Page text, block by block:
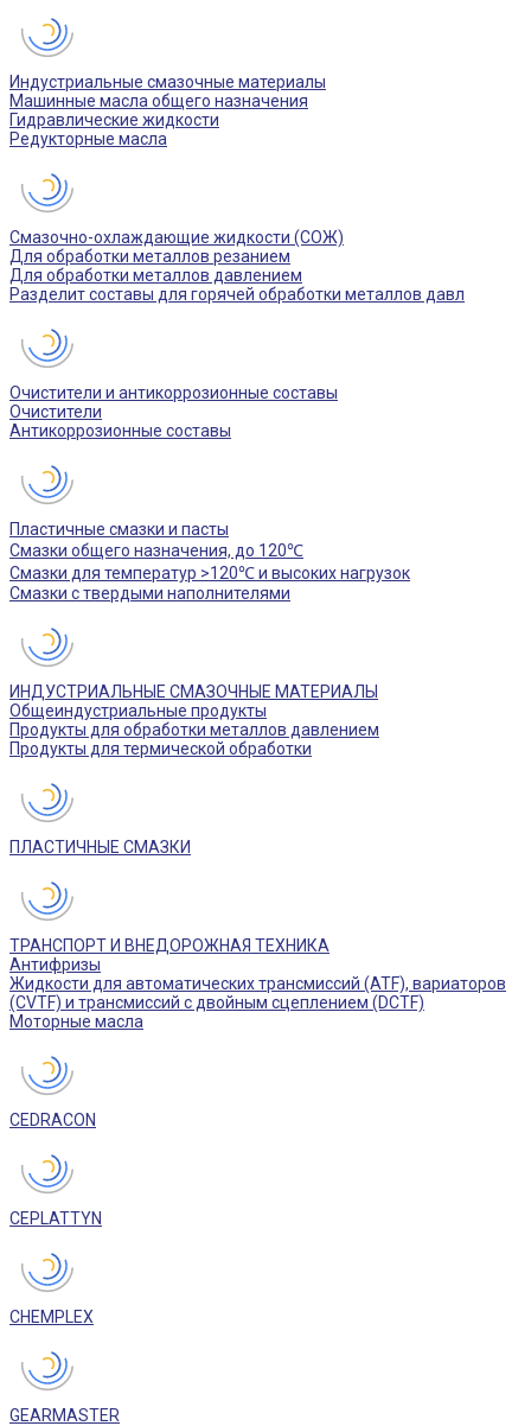
Индустриальные смазочные материалы
Машинные масла общего назначения
Гидравлические жидкости
Редукторные масла
Смазочно-охлаждающие жидкости (СОЖ)
Для обработки металлов резанием
Для обработки металлов давлением
Разделит составы для горячей обработки металлов давл
Очистители и антикоррозионные составы
Очистители
Антикоррозионные составы
Пластичные смазки и пасты
Смазки общего назначения, до 120℃
Смазки для температур >120℃ и высоких нагрузок
Смазки с твердыми наполнителями
ИНДУСТРИАЛЬНЫЕ СМАЗОЧНЫЕ МАТЕРИАЛЫ
Общеиндустриальные продукты
Продукты для обработки металлов давлением
Продукты для термической обработки
ПЛАСТИЧНЫЕ СМАЗКИ
ТРАНСПОРТ И ВНЕДОРОЖНАЯ ТЕХНИКА
Антифризы
Жидкости для автоматических трансмиссий (ATF), вариаторов
(CVTF) и трансмиссий с двойным сцеплением (DCTF)
Моторные масла
CEDRACON
CEPLATTYN
CHEMPLEX
GEARMASTER